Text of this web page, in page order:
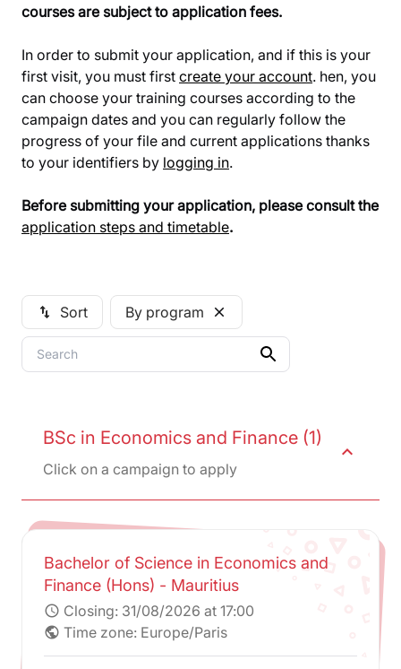
courses are subject to application fees.
In order to submit your application, and if this is your
first visit, you must first create your account. hen, you
can choose your training courses according to the
campaign dates and you can regularly follow the
progress of your file and current applications thanks
to your identifiers by logging in.
Before submitting your application, please consult the
application steps and timetable.
swap_vert Sort By program close
BSc in Economics and Finance (1)
Click on a campaign to apply
expand_less
Bachelor of Science in Economics and
Finance (Hons) - Mauritius
schedule Closing: 31/08/2026 at 17:00
public Time zone: Europe/Paris